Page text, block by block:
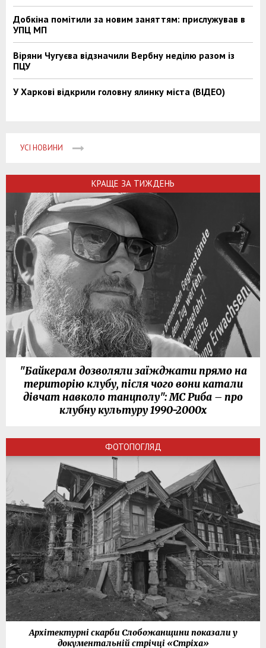
Добкіна помітили за новим заняттям: прислужував в
УПЦ МП
Віряни Чугуєва відзначили Вербну неділю разом із
ПЦУ
У Харкові відкрили головну ялинку міста (ВІДЕО)
УСІ НОВИНИ
КРАЩЕ ЗА ТИЖДЕНЬ
"Байкерам дозволяли заїжджати прямо на
територію клубу, після чого вони катали
дівчат навколо танцполу": МС Риба – про
клубну культуру 1990-2000х
ФОТОПОГЛЯД
Архітектурні скарби Слобожанщини показали у
документальній стрічці «Стріха»